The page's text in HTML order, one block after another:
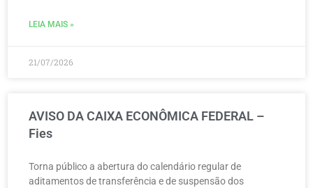
LEIA MAIS »
21/07/2026
AVISO DA CAIXA ECONÔMICA FEDERAL –
Fies
Torna público a abertura do calendário regular de
aditamentos de transferência e de suspensão dos